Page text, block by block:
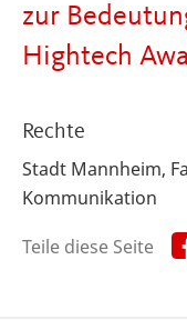
zur
Hightech
Rechte
Stadt Mannheim,
Kommunikation
Teile diese Seite